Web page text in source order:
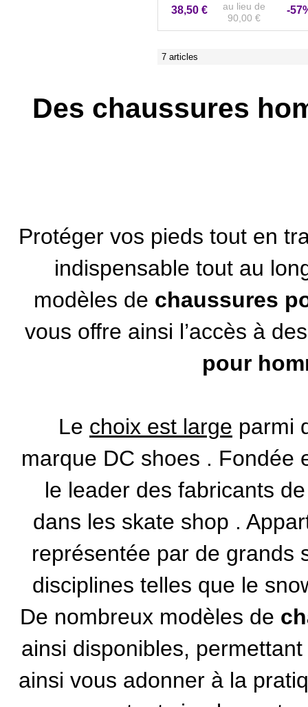
38,50 €
au lieu de
90,00 €
-
7 articles
Des chaussures
Protéger vos pieds tout en
indispensable tout au
modèles de chaussures
vous offre ainsi l’accès à
pour
Le choix est large parmi
marque DC shoes . Fondée
le leader des fabricants
dans les skate shop .
représentée par de grands
disciplines telles que le
De nombreux modèles de
ainsi disponibles,
ainsi vous adonner à la